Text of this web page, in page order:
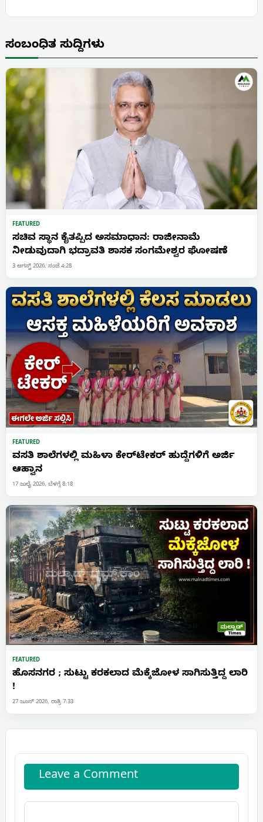
ಸಂಬಂಧಿತ ಸುದ್ದಿಗಳು
FEATURED
ಸಚಿವ ಸ್ಥಾನ ಕೈತಪ್ಪಿದ ಅಸಮಾಧಾನ: ರಾಜೀನಾಮೆ
ನೀಡುವುದಾಗಿ ಭದ್ರಾವತಿ ಶಾಸಕ ಸಂಗಮೇಶ್ವರ ಘೋಷಣೆ
3 ಆಗಸ್ಟ್ 2026, ಸಂಜೆ 4:28
FEATURED
ವಸತಿ ಶಾಲೆಗಳಲ್ಲಿ ಮಹಿಳಾ ಕೇರ್‌ಟೇಕರ್ ಹುದ್ದೆಗಳಿಗೆ ಅರ್ಜಿ
ಆಹ್ವಾನ
17 ಜುಲೈ 2026, ಬೆಳಗ್ಗೆ 8:18
FEATURED
ಹೊಸನಗರ ; ಸುಟ್ಟು ಕರಕಲಾದ ಮೆಕ್ಕೆಜೋಳ ಸಾಗಿಸುತ್ತಿದ್ದ ಲಾರಿ
!
27 ಜೂನ್ 2026, ರಾತ್ರಿ 7:33
Leave a Comment
Comment